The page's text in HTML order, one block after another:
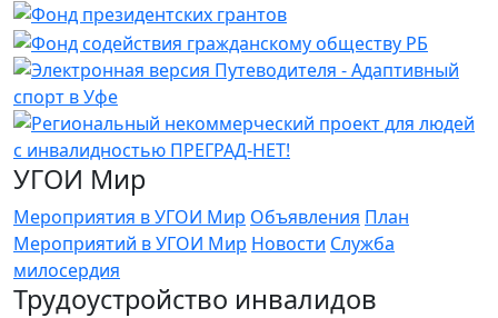
УГОИ Мир
Мероприятия в УГОИ Мир Объявления План
Мероприятий в УГОИ Мир Новости Служба
милосердия
Трудоустройство инвалидов